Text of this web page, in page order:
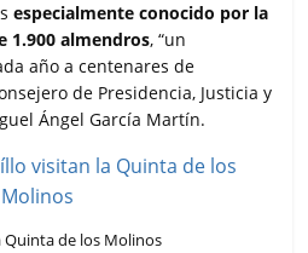
especialmente conocido por la
1.900 almendros, “un
año a centenares de
de Presidencia, Justicia y
Ángel García Martín.
Quinta de los Molinos